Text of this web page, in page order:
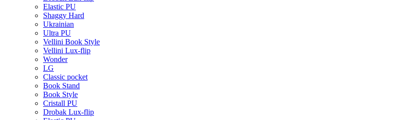
Elastic PU
Shaggy Hard
Ukrainian
Ultra PU
Vellini Book Style
Vellini Lux-flip
Wonder
LG
Classic pocket
Book Stand
Book Style
Cristall PU
Drobak Lux-flip